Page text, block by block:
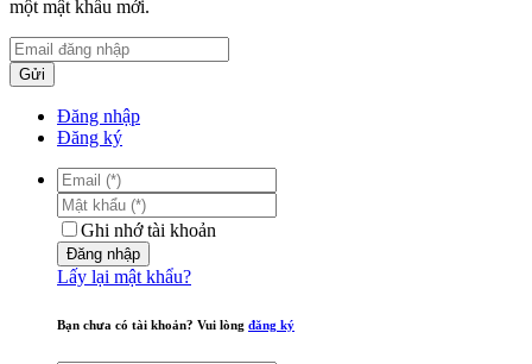
một mật khẩu mới.
Gửi
Đăng nhập
Đăng ký
Ghi nhớ tài khoản
Đăng nhập
Lấy lại mật khẩu?
Bạn chưa có tài khoản? Vui lòng đăng ký